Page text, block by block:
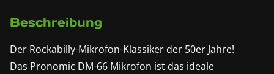
Beschreibung
Der Rockabilly-Mikrofon-Klassiker der 50er Jahre!
Das Pronomic DM-66 Mikrofon ist das ideale